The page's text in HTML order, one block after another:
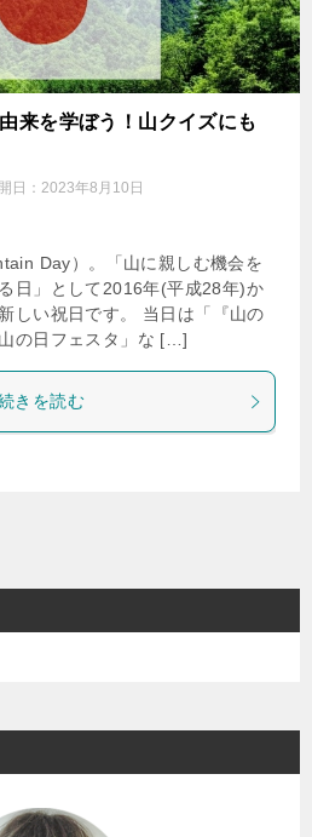
来を学ぼう！山クイズにも
日： 2023年8月10日
Day）。「山に親しむ機会を
日」として2016年(平成28年)か
しい祝日です。 当日は「『山の
の日フェスタ」な […]
きを読む